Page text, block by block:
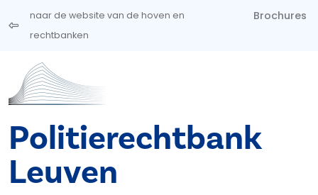
Overslaan en naar de inhoud gaan
naar de website van de hoven en
rechtbanken
Brochures
Politierechtbank
Leuven